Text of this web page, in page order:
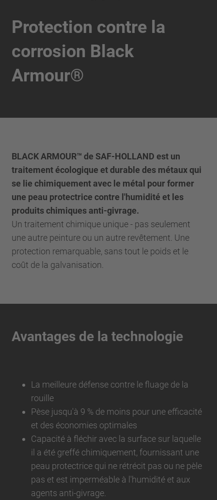
Protection contre la
corrosion Black
Armour®
BLACK ARMOUR™ de SAF-HOLLAND est un
traitement écologique et durable des métaux qui
se lie chimiquement avec le métal pour former
une peau protectrice contre l'humidité et les
produits chimiques anti-givrage.
Un traitement chimique unique - pas seulement
une autre peinture ou un autre revêtement. Une
protection remarquable, sans tout le poids et le
coût de la galvanisation.
Avantages de la technologie
La meilleure défense contre le fluage de la
rouille
Pèse jusqu'à 9 % de moins pour une efficacité
et des économies optimales
Capacité à fléchir avec la surface sur laquelle
il a été greffé chimiquement, fournissant une
peau protectrice qui ne rétrécit pas ou ne pèle
pas et est imperméable à l'humidité et aux
agents anti-givrage.